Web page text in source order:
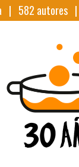
| 582 autores |